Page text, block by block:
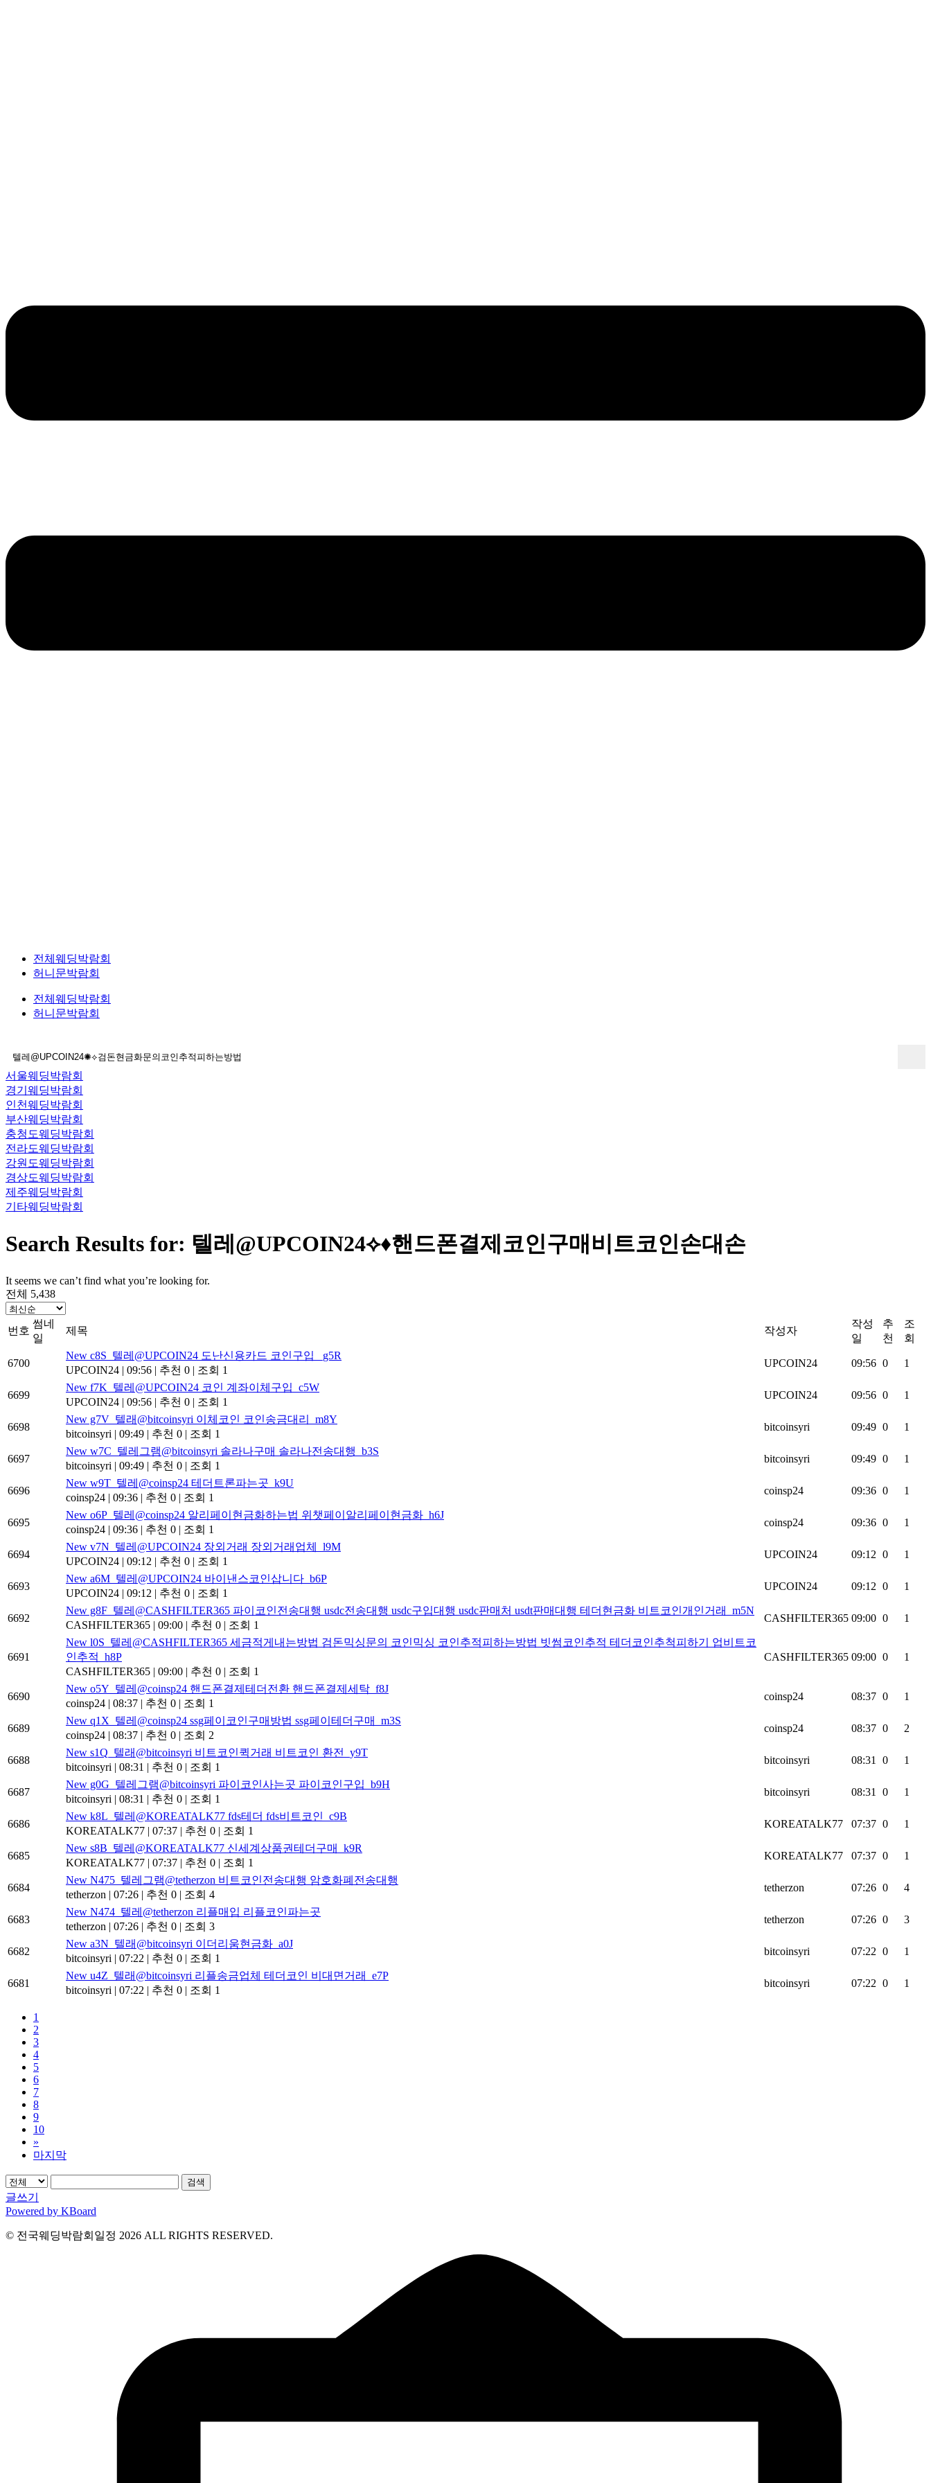
전체웨딩박람회
허니문박람회
전체웨딩박람회
허니문박람회
서울웨딩박람회
경기웨딩박람회
인천웨딩박람회
부산웨딩박람회
충청도웨딩박람회
전라도웨딩박람회
강원도웨딩박람회
경상도웨딩박람회
제주웨딩박람회
기타웨딩박람회
Search Results for: 텔레@UPCOIN24⟡♦핸드폰결제코인구매비트코인손대손
It seems we can’t find what you’re looking for.
전체 5,438
번호
썸네
일
제목 작성자
작성
일
추
천
조
회
6700
New c8S_텔레@UPCOIN24 도난신용카드 코인구입 _g5R
UPCOIN24 | 09:56 | 추천 0 | 조회 1
UPCOIN24 09:56 0 1
6699
New f7K_텔레@UPCOIN24 코인 계좌이체구입_c5W
UPCOIN24 | 09:56 | 추천 0 | 조회 1
UPCOIN24 09:56 0 1
6698
New g7V_텔래@bitcoinsyri 이체코인 코인송금대리_m8Y
bitcoinsyri | 09:49 | 추천 0 | 조회 1
bitcoinsyri 09:49 0 1
6697
New w7C_텔레그램@bitcoinsyri 솔라나구매 솔라나전송대행_b3S
bitcoinsyri | 09:49 | 추천 0 | 조회 1
bitcoinsyri 09:49 0 1
6696
New w9T_텔레@coinsp24 테더트론파는곳_k9U
coinsp24 | 09:36 | 추천 0 | 조회 1
coinsp24 09:36 0 1
6695
New o6P_텔레@coinsp24 알리페이현금화하는법 위챗페이알리페이현금화_h6J
coinsp24 | 09:36 | 추천 0 | 조회 1
coinsp24 09:36 0 1
6694
New v7N_텔레@UPCOIN24 장외거래 장외거래업체_l9M
UPCOIN24 | 09:12 | 추천 0 | 조회 1
UPCOIN24 09:12 0 1
6693
New a6M_텔레@UPCOIN24 바이낸스코인삽니다_b6P
UPCOIN24 | 09:12 | 추천 0 | 조회 1
UPCOIN24 09:12 0 1
6692
New g8F_텔레@CASHFILTER365 파이코인전송대행 usdc전송대행 usdc구입대행 usdc판매처 usdt판매대행 테더현금화 비트코인개인거래_m5N
CASHFILTER365 | 09:00 | 추천 0 | 조회 1
CASHFILTER365 09:00 0 1
6691
New l0S_텔레@CASHFILTER365 세금적게내는방법 검돈믹싱문의 코인믹싱 코인추적피하는방법 빗썸코인추적 테더코인추척피하기 업비트코
인추적_h8P
CASHFILTER365 | 09:00 | 추천 0 | 조회 1
CASHFILTER365 09:00 0 1
6690
New o5Y_텔레@coinsp24 핸드폰결제테더전환 핸드폰결제세탁_f8J
coinsp24 | 08:37 | 추천 0 | 조회 1
coinsp24 08:37 0 1
6689
New q1X_텔레@coinsp24 ssg페이코인구매방법 ssg페이테더구매_m3S
coinsp24 | 08:37 | 추천 0 | 조회 2
coinsp24 08:37 0 2
6688
New s1Q_텔래@bitcoinsyri 비트코인퀵거래 비트코인 환전_y9T
bitcoinsyri | 08:31 | 추천 0 | 조회 1
bitcoinsyri 08:31 0 1
6687
New g0G_텔레그램@bitcoinsyri 파이코인사는곳 파이코인구입_b9H
bitcoinsyri | 08:31 | 추천 0 | 조회 1
bitcoinsyri 08:31 0 1
6686
New k8L_텔레@KOREATALK77 fds테더 fds비트코인_c9B
KOREATALK77 | 07:37 | 추천 0 | 조회 1
KOREATALK77 07:37 0 1
6685
New s8B_텔레@KOREATALK77 신세계상품권테더구매_k9R
KOREATALK77 | 07:37 | 추천 0 | 조회 1
KOREATALK77 07:37 0 1
6684
New N475_텔레그램@tetherzon 비트코인전송대행 암호화폐전송대행
tetherzon | 07:26 | 추천 0 | 조회 4
tetherzon 07:26 0 4
6683
New N474_텔레@tetherzon 리플매입 리플코인파는곳
tetherzon | 07:26 | 추천 0 | 조회 3
tetherzon 07:26 0 3
6682
New a3N_텔래@bitcoinsyri 이더리움현금화_a0J
bitcoinsyri | 07:22 | 추천 0 | 조회 1
bitcoinsyri 07:22 0 1
6681
New u4Z_텔래@bitcoinsyri 리플송금업체 테더코인 비대면거래_e7P
bitcoinsyri | 07:22 | 추천 0 | 조회 1
bitcoinsyri 07:22 0 1
1
2
3
4
5
6
7
8
9
10
»
마지막
검색
글쓰기
Powered by KBoard
© 전국웨딩박람회일정 2026 ALL RIGHTS RESERVED.